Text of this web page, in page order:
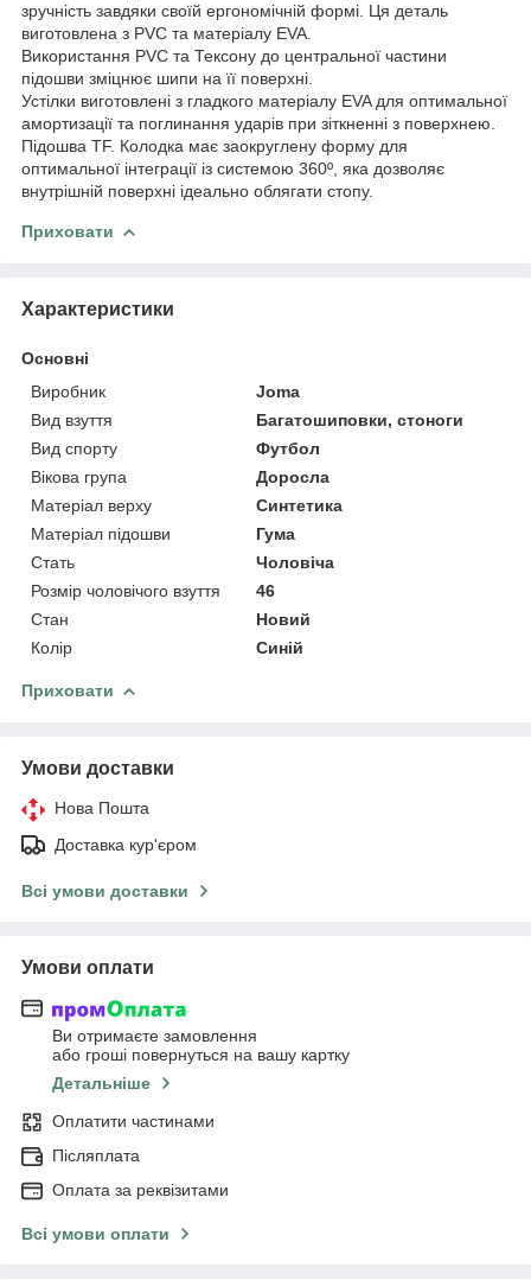
зручність завдяки своїй ергономічній формі. Ця деталь
виготовлена з PVC та матеріалу EVA.
Використання PVC та Тексону до центральної частини
підошви зміцнює шипи на її поверхні.
Устілки виготовлені з гладкого матеріалу EVA для оптимальної
амортизації та поглинання ударів при зіткненні з поверхнею.
Підошва TF. Колодка має заокруглену форму для
оптимальної інтеграції із системою 360º, яка дозволяє
внутрішній поверхні ідеально облягати стопу.
Приховати
Характеристики
Основні
Виробник
Joma
Вид взуття
Багатошиповки, стоноги
Вид спорту
Футбол
Вікова група
Доросла
Матеріал верху
Синтетика
Матеріал підошви
Гума
Стать
Чоловіча
Розмір чоловічого взуття
46
Стан
Новий
Колір
Синій
Приховати
Умови доставки
Нова Пошта
Доставка кур'єром
Всі умови доставки
Умови оплати
Ви отримаєте замовлення
або гроші повернуться на вашу картку
Детальніше
Оплатити частинами
Післяплата
Оплата за реквізитами
Всі умови оплати